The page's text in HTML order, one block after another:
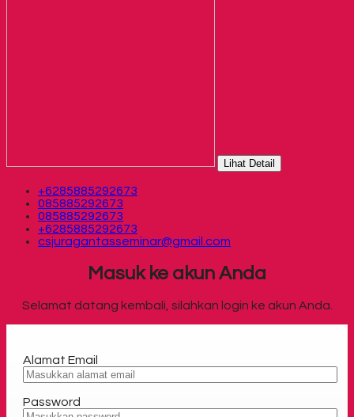
Lihat Detail
+6285885292673
085885292673
085885292673
+6285885292673
csjuragantasseminar@gmail.com
Masuk ke akun Anda
Selamat datang kembali, silahkan login ke akun Anda.
Alamat Email
Password